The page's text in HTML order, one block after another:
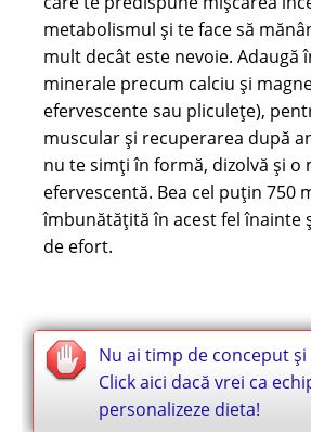
metabolismul şi te face să
mult decât este nevoie. Adaugă
minerale precum calciu și
efervescente sau pliculețe),
muscular și recuperarea după
nu te simți în formă, dizolvă și o
efervescentă. Bea cel puțin 750
îmbunătățită în acest fel înainte
de efort.
Nu ai timp de conceput
Click aici dacă vrei ca
personalizeze dieta!